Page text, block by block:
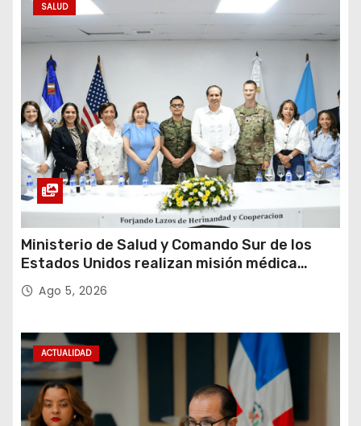
SALUD
Ministerio de Salud y Comando Sur de los
Estados Unidos realizan misión médica
Amistad 2026 en La Vega
Ago 5, 2026
ACTUALIDAD